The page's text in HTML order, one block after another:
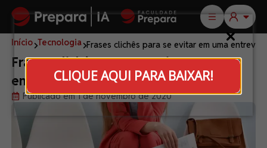
CLIQUE AQUI PARA BAIXAR!
Início Tecnologia Frases clichês para se evitar em uma
Frases clichês para se evitar em uma
entrevista de emprego
Publicado em 1 de novembro de 2020